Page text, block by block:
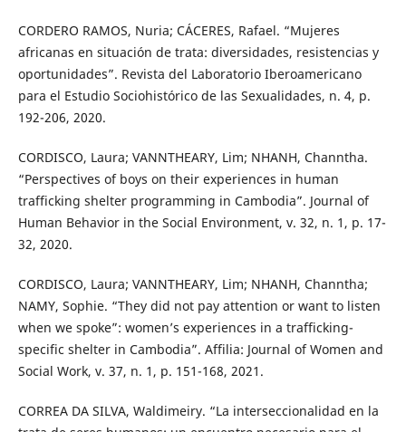
CORDERO RAMOS, Nuria; CÁCERES, Rafael. “Mujeres
africanas en situación de trata: diversidades, resistencias y
oportunidades”. Revista del Laboratorio Iberoamericano
para el Estudio Sociohistórico de las Sexualidades, n. 4, p.
192-206, 2020.
CORDISCO, Laura; VANNTHEARY, Lim; NHANH, Channtha.
“Perspectives of boys on their experiences in human
trafficking shelter programming in Cambodia”. Journal of
Human Behavior in the Social Environment, v. 32, n. 1, p. 17-
32, 2020.
CORDISCO, Laura; VANNTHEARY, Lim; NHANH, Channtha;
NAMY, Sophie. “They did not pay attention or want to listen
when we spoke”: women’s experiences in a trafficking-
specific shelter in Cambodia”. Affilia: Journal of Women and
Social Work, v. 37, n. 1, p. 151-168, 2021.
CORREA DA SILVA, Waldimeiry. “La interseccionalidad en la